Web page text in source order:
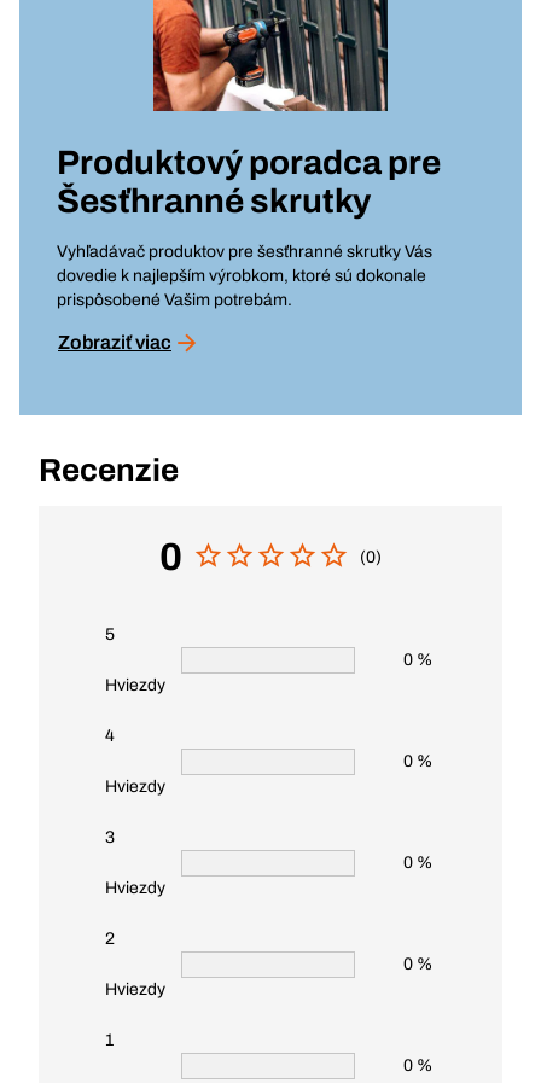
Produktový poradca pre
Šesťhranné skrutky
Vyhľadávač produktov pre šesťhranné skrutky Vás
dovedie k najlepším výrobkom, ktoré sú dokonale
prispôsobené Vašim potrebám.
Zobraziť viac
Recenzie
0 (0)
5
Hviezdy
0 %
4
Hviezdy
0 %
3
Hviezdy
0 %
2
Hviezdy
0 %
1
0 %